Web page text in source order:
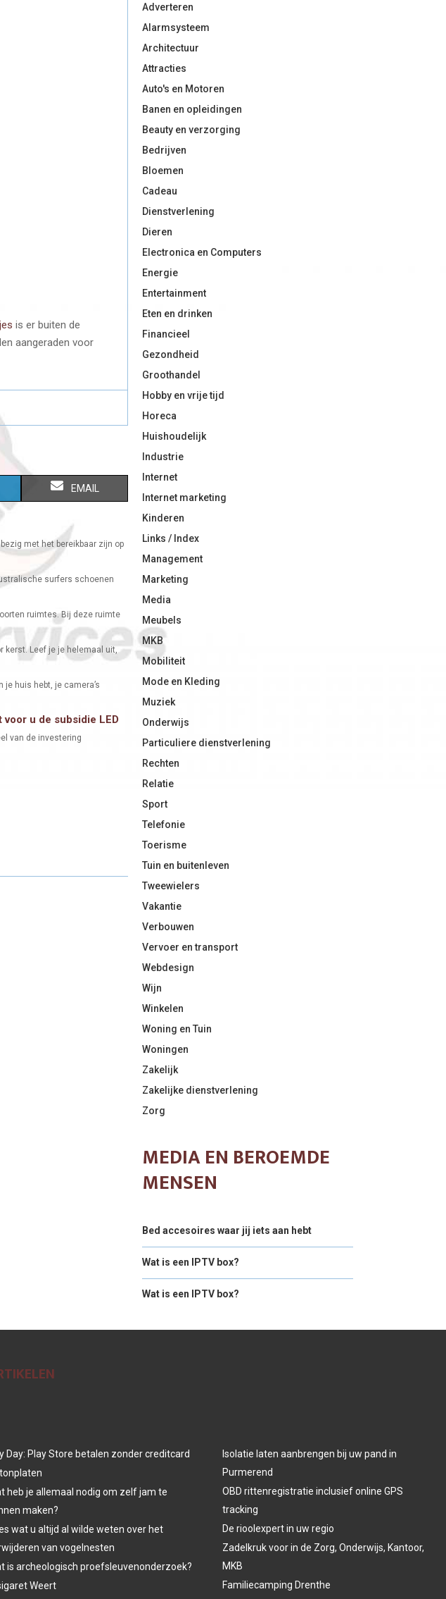
is er buiten de
aangeraden voor
S
A
O
EMAIL
met het bereikbaar zijn op
surfers schoenen
ruimtes. Bij deze ruimte
kerst. Leef je je helemaal uit,
huis hebt, je camera’s
u de subsidie LED
van de investering
Adverteren
Alarmsysteem
Architectuur
Attracties
Auto's en Motoren
Banen en opleidingen
Beauty en verzorging
Bedrijven
Bloemen
Cadeau
Dienstverlening
Dieren
Electronica en Computers
Energie
Entertainment
Eten en drinken
Financieel
Gezondheid
Groothandel
Hobby en vrije tijd
Horeca
Huishoudelijk
Industrie
Internet
Internet marketing
Kinderen
Links / Index
Management
Marketing
Media
Meubels
MKB
Mobiliteit
Mode en Kleding
Muziek
Onderwijs
Particuliere dienstverlening
Rechten
Relatie
Sport
Telefonie
Toerisme
Tuin en buitenleven
Tweewielers
Vakantie
Verbouwen
Vervoer en transport
Webdesign
Wijn
Winkelen
Woning en Tuin
Woningen
Zakelijk
Zakelijke dienstverlening
Zorg
MEDIA EN BEROEMDE
MENSEN
Bed accesoires waar jij iets aan hebt
Wat is een IPTV box?
Wat is een IPTV box?
Day: Play Store betalen zonder creditcard
heb je allemaal nodig om zelf jam te
maken?
wat u altijd al wilde weten over het
van vogelnesten
is archeologisch proefsleuvenonderzoek?
Weert
Isolatie laten aanbrengen bij uw pand in
Purmerend
OBD rittenregistratie inclusief online GPS
tracking
De rioolexpert in uw regio
Zadelkruk voor in de Zorg, Onderwijs, Kantoor,
MKB
Familiecamping Drenthe